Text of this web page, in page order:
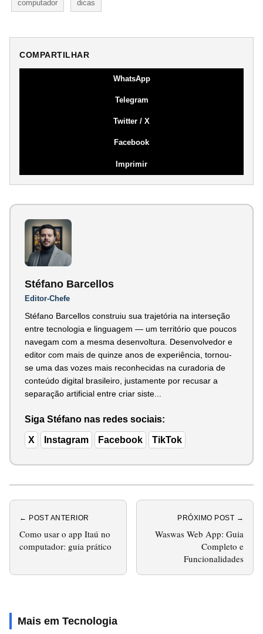
computador dicas
COMPARTILHAR
WhatsApp
Telegram
Twitter / X
Facebook
Imprimir
Stéfano Barcellos
Editor-Chefe
Stéfano Barcellos construiu sua trajetória na interseção
entre tecnologia e linguagem — um território que poucos
navegam com a mesma desenvoltura. Desenvolvedor e
editor com mais de quinze anos de experiência, tornou-
se uma das vozes mais reconhecidas na curadoria de
conteúdo digital brasileiro, justamente por recusar a
separação artificial entre criar siste...
Siga Stéfano nas redes sociais:
X Instagram Facebook TikTok
← POST ANTERIOR
Como usar o app Itaú no
computador: guia prático
PRÓXIMO POST →
Waswas Web App: Guia
Completo e
Funcionalidades
Mais em Tecnologia